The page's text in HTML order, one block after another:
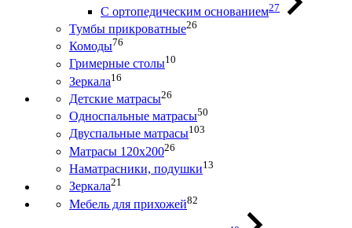
С ортопедическим основанием27
Тумбы прикроватные26
Комоды76
Гримерные столы10
Зеркала16
Детские матрасы26
Односпальные матрасы50
Двуспальные матрасы103
Матрасы 120х20026
Наматрасники, подушки13
Зеркала21
Мебель для прихожей82